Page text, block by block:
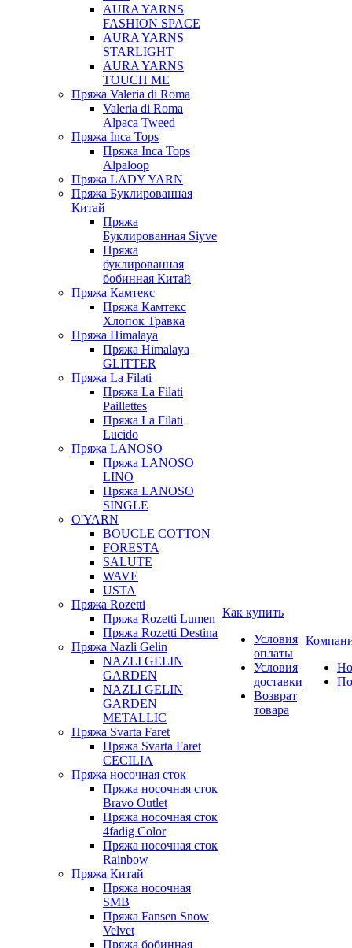
AURA YARNS
FASHION SPACE
AURA YARNS
STARLIGHT
AURA YARNS
TOUCH ME
Пряжа Valeria di Roma
Valeria di Roma
Alpaca Tweed
Пряжа Inca Tops
Пряжа Inca Tops
Alpaloop
Пряжа LADY YARN
Пряжа Буклированная
Китай
Пряжа
Буклированная Siyve
Пряжа
буклированная
бобинная Китай
Пряжа Камтекс
Пряжа Камтекс
Хлопок Травка
Пряжа Himalaya
Пряжа Himalaya
GLITTER
Пряжа La Filati
Пряжа La Filati
Paillettes
Пряжа La Filati
Lucido
Пряжа LANOSO
Пряжа LANOSO
LINO
Пряжа LANOSO
SINGLE
O'YARN
BOUCLE COTTON
FORESTA
SALUTE
WAVE
USTA
Пряжа Rozetti
Пряжа Rozetti Lumen
Пряжа Rozetti Destina
Пряжа Nazli Gelin
NAZLI GELIN
GARDEN
NAZLI GELIN
GARDEN
METALLIC
Пряжа Svarta Faret
Пряжа Svarta Faret
CECILIA
Пряжа носочная сток
Пряжа носочная сток
Bravo Outlet
Пряжа носочная сток
4fadig Color
Пряжа носочная сток
Rainbow
Пряжа Китай
Пряжа носочная
SMB
Пряжа Fansen Snow
Velvet
Пряжа бобинная
Как купить
Условия
оплаты
Условия
доставки
Возврат
товара